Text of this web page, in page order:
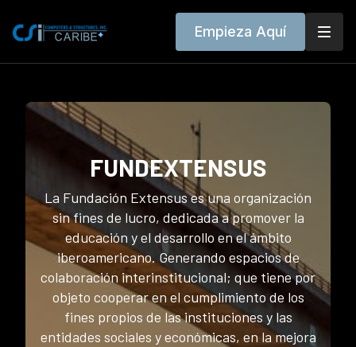
Empieza Aquí
FUNDEXTENSUS
La Fundación Extensus es una organización
sin fines de lucro, dedicada a promover la
educación y el desarrollo en el ámbito
iberoamericano. Generando espacios de
colaboración interinstitucional; que tiene por
objeto cooperar en el cumplimiento de los
fines propios de las instituciones y las
entidades sociales y económicas, en la mejora